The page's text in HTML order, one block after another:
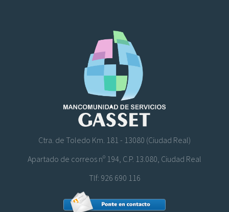
Ctra. de Toledo Km. 181 - 13080 (Ciudad Real)
Apartado de correos nº 194, C.P. 13.080, Ciudad Real
Tlf: 926 690 116